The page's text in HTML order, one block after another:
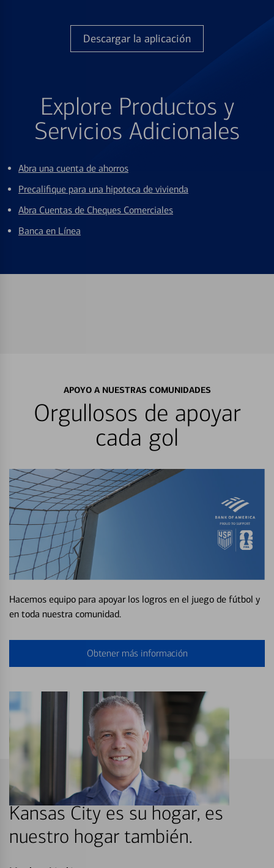
Descargar la aplicación
Explore Productos y
Servicios Adicionales
Abra una cuenta de ahorros
Precalifique para una hipoteca de vivienda
Abra Cuentas de Cheques Comerciales
Banca en Línea
APOYO A NUESTRAS COMUNIDADES
Orgullosos de apoyar
cada gol
Hacemos equipo para apoyar los logros en el juego de fútbol y
en toda nuestra comunidad.
Obtener más información
Kansas City es su hogar, es
nuestro hogar también.